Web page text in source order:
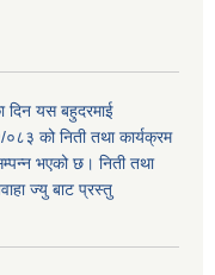
यस बहुदरमाई
को निती तथा कार्यक्रम
भएको छ। निती तथा
ज्यु बाट प्रस्तु